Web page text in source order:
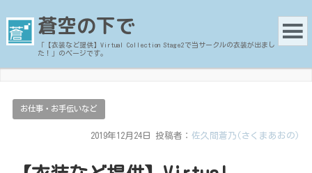
蒼空の下で
「【衣装など提供】Virtual Collection Stage2で当サークルの衣装が出まし
た！」のページです。
お仕事・お手伝いなど
2019年12月24日 投稿者：佐久間蒼乃(さくまあおの)